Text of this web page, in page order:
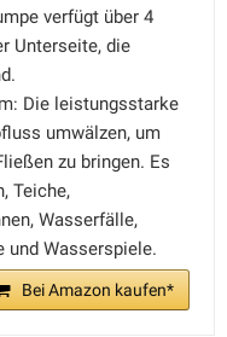
verfügt über 4
Unterseite, die
Die leistungsstarke
umwälzen, um
zu bringen. Es
Teiche,
Wasserfälle,
und Wasserspiele.
Bei Amazon kaufen*